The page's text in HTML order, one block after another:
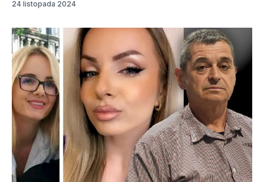
24 listopada 2024